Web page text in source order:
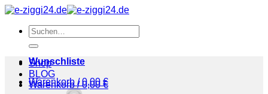
Zum
springenSuchen
nach:
Shop
BLOG
Warenkorb /0,00€
Wunschliste
Warenkorb /0,00 €